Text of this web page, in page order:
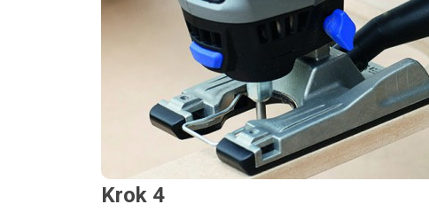
Krok 4